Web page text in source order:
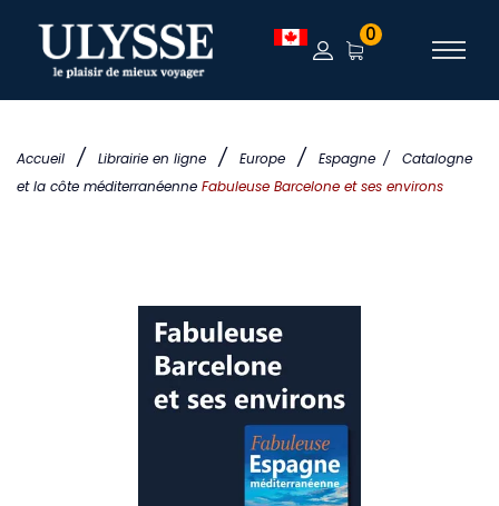
Accueil / Librairie en ligne / Europe / Espagne /
Catalogne
et la côte méditerranéenne Fabuleuse Barcelone et ses environs
0